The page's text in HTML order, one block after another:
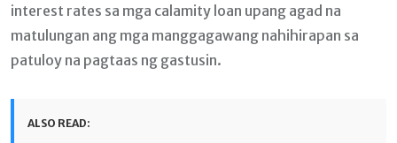
interest rates sa mga calamity loan upang agad na
matulungan ang mga manggagawang nahihirapan sa
patuloy na pagtaas ng gastusin.
ALSO READ: